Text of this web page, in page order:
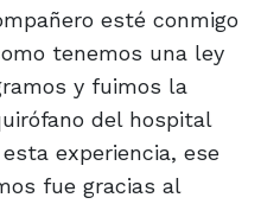
esté conmigo
tenemos una ley
y fuimos la
del hospital
experiencia, ese
fue gracias al